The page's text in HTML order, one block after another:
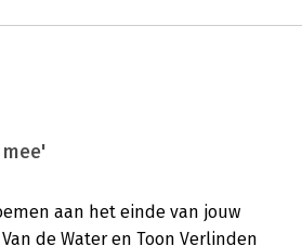
aan het einde van jouw
de Water en Toon Verlinden